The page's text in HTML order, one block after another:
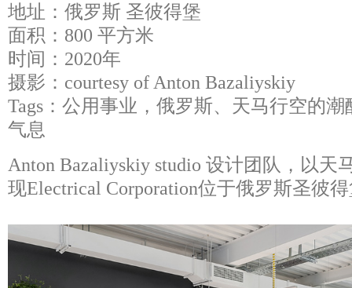
地址：俄罗斯 圣彼得堡
面积：800 平方米
时间：2020年
摄影：courtesy of Anton Bazaliyskiy
Tags：公用事业，俄罗斯、天马行空的
气息
Anton Bazaliyskiy studio 设计团队，以天
现Electrical Corporation位于俄罗斯圣彼